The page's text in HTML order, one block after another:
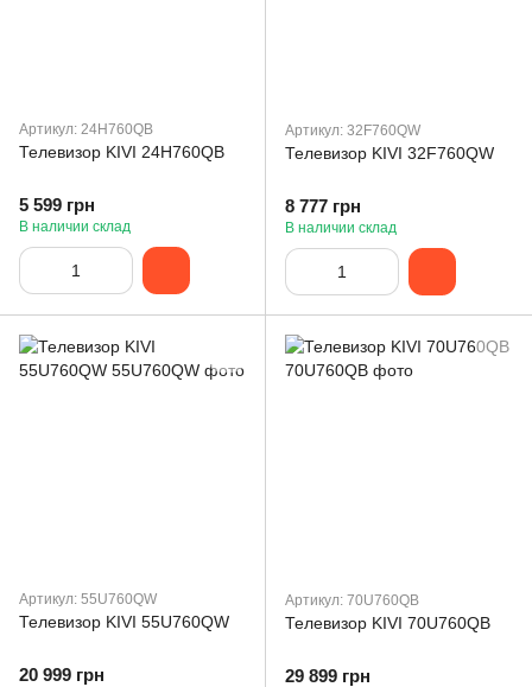
Артикул: 24H760QB
Телевизор KIVI 24H760QB
5 599 грн
В наличии склад
Артикул: 32F760QW
Телевизор KIVI 32F760QW
8 777 грн
В наличии склад
Артикул: 55U760QW
Телевизор KIVI 55U760QW
20 999 грн
Артикул: 70U760QB
Телевизор KIVI 70U760QB
29 899 грн